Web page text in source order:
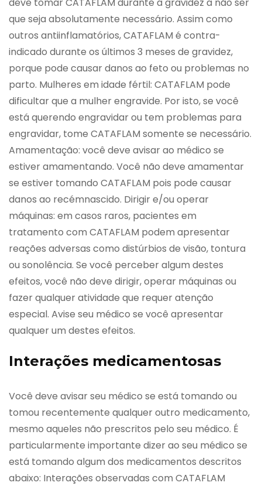
deve tomar CATAFLAM durante a gravidez a não ser
que seja absolutamente necessário. Assim como
outros antiinflamatórios, CATAFLAM é contra-
indicado durante os últimos 3 meses de gravidez,
porque pode causar danos ao feto ou problemas no
parto. Mulheres em idade fértil: CATAFLAM pode
dificultar que a mulher engravide. Por isto, se você
está querendo engravidar ou tem problemas para
engravidar, tome CATAFLAM somente se necessário.
Amamentação: você deve avisar ao médico se
estiver amamentando. Você não deve amamentar
se estiver tomando CATAFLAM pois pode causar
danos ao recémnascido. Dirigir e/ou operar
máquinas: em casos raros, pacientes em
tratamento com CATAFLAM podem apresentar
reações adversas como distúrbios de visão, tontura
ou sonolência. Se você perceber algum destes
efeitos, você não deve dirigir, operar máquinas ou
fazer qualquer atividade que requer atenção
especial. Avise seu médico se você apresentar
qualquer um destes efeitos.
Interações medicamentosas
Você deve avisar seu médico se está tomando ou
tomou recentemente qualquer outro medicamento,
mesmo aqueles não prescritos pelo seu médico. É
particularmente importante dizer ao seu médico se
está tomando algum dos medicamentos descritos
abaixo: Interações observadas com CATAFLAM